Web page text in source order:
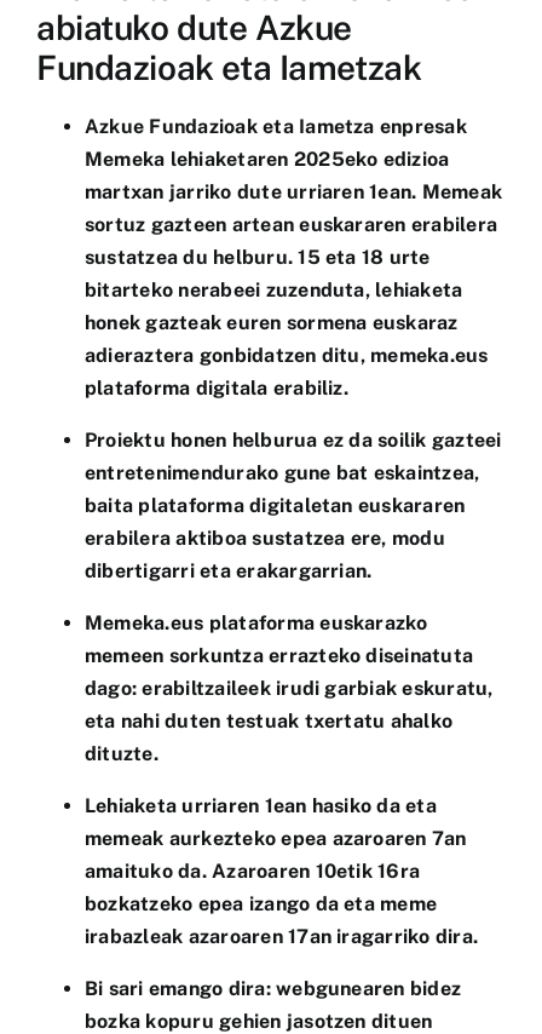
abiatuko dute Azkue
Fundazioak eta Iametzak
Azkue Fundazioak eta Iametza enpresak
Memeka lehiaketaren 2025eko edizioa
martxan jarriko dute urriaren 1ean. Memeak
sortuz gazteen artean euskararen erabilera
sustatzea du helburu. 15 eta 18 urte
bitarteko nerabeei zuzenduta, lehiaketa
honek gazteak euren sormena euskaraz
adieraztera gonbidatzen ditu, memeka.eus
plataforma digitala erabiliz.
Proiektu honen helburua ez da soilik gazteei
entretenimendurako gune bat eskaintzea,
baita plataforma digitaletan euskararen
erabilera aktiboa sustatzea ere, modu
dibertigarri eta erakargarrian.
Memeka.eus plataforma euskarazko
memeen sorkuntza errazteko diseinatuta
dago: erabiltzaileek irudi garbiak eskuratu,
eta nahi duten testuak txertatu ahalko
dituzte.
Lehiaketa urriaren 1ean hasiko da eta
memeak aurkezteko epea azaroaren 7an
amaituko da. Azaroaren 10etik 16ra
bozkatzeko epea izango da eta meme
irabazleak azaroaren 17an iragarriko dira.
Bi sari emango dira: webgunearen bidez
bozka kopuru gehien jasotzen dituen